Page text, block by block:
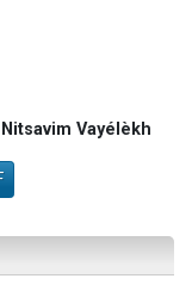
Vayélèkh